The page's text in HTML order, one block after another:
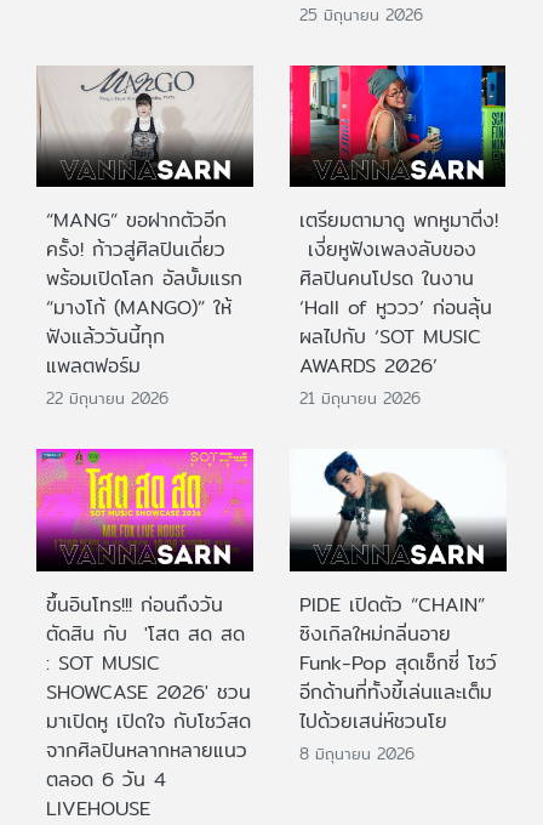
25 มิถุนายน 2026
“MANG” ขอฝากตัวอีก
ครั้ง! ก้าวสู่ศิลปินเดี่ยว
พร้อมเปิดโลก อัลบั้มแรก
“มางโก้ (MANGO)” ให้
ฟังแล้ววันนี้ทุก
แพลตฟอร์ม
22 มิถุนายน 2026
เตรียมตามาดู พกหูมาติ่ง!
เงี่ยหูฟังเพลงลับของ
ศิลปินคนโปรด ในงาน
‘Hall of หูววว’ ก่อนลุ้น
ผลไปกับ ‘SOT MUSIC
AWARDS 2026’
21 มิถุนายน 2026
ขึ้นอินโทร!!! ก่อนถึงวัน
ตัดสิน กับ 'โสต สด สด
: SOT MUSIC
SHOWCASE 2026' ชวน
มาเปิดหู เปิดใจ กับโชว์สด
จากศิลปินหลากหลายแนว
ตลอด 6 วัน 4
LIVEHOUSE
PIDE เปิดตัว “CHAIN”
ซิงเกิลใหม่กลิ่นอาย
Funk-Pop สุดเซ็กซี่ โชว์
อีกด้านที่ทั้งขี้เล่นและเต็ม
ไปด้วยเสน่ห์ชวนโย
8 มิถุนายน 2026